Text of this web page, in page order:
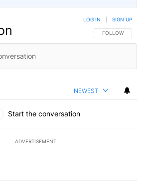
FOLLOW THIS
FOLLOW
LOG IN SIGN UP
NEWEST
Start the conversation
ADVERTISEMENT